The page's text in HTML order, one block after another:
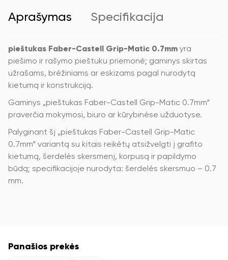
grafitų
Aprašymas Specifikacija
pieštukas Faber-Castell Grip-Matic 0.7mm yra
piešimo ir rašymo pieštuku priemonė; gaminys skirtas
užrašams, brėžiniams ar eskizams pagal nurodytą
kietumą ir konstrukciją.
Gaminys „pieštukas Faber-Castell Grip-Matic 0.7mm“
praverčia mokymosi, biuro ar kūrybinėse užduotyse.
Palyginant šį „pieštukas Faber-Castell Grip-Matic
0.7mm“ variantą su kitais reikėtų atsižvelgti į grafito
kietumą, šerdelės skersmenį, korpusą ir papildymo
būdą; specifikacijoje nurodyta: šerdelės skersmuo – 0.7
mm.
Panašios prekės